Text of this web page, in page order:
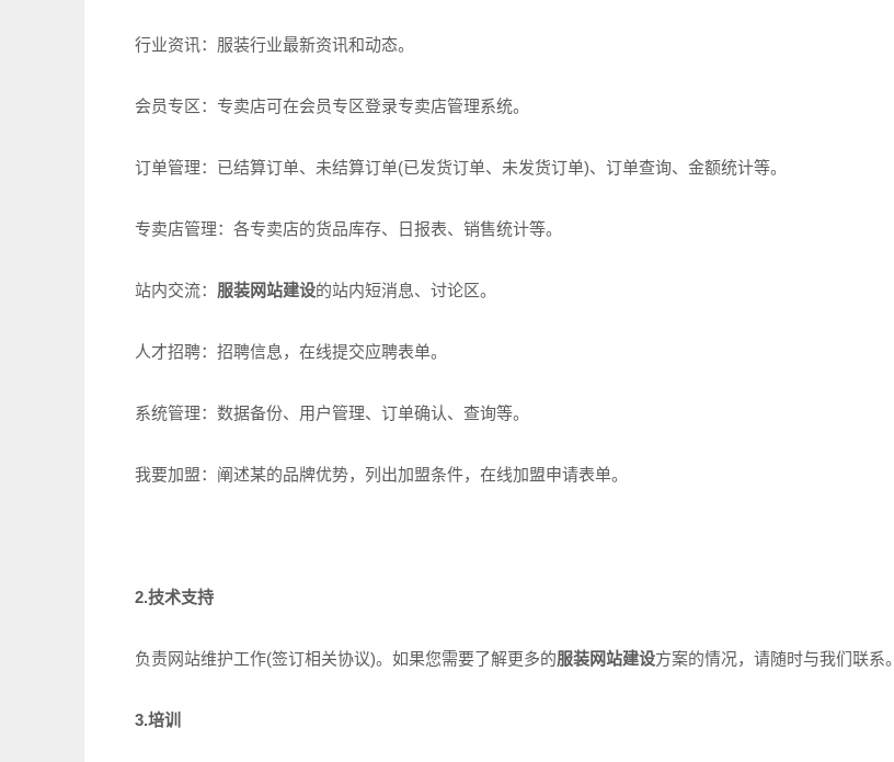
行业资讯：服装行业最新资讯和动态。
会员专区：专卖店可在会员专区登录专卖店管理系统。
订单管理：已结算订单、未结算订单(已发货订单、未发货订单)、订单查询、金额统计等。
专卖店管理：各专卖店的货品库存、日报表、销售统计等。
站内交流： 服装网站建设的站内短消息、讨论区。
人才招聘：招聘信息，在线提交应聘表单。
系统管理：数据备份、用户管理、订单确认、查询等。
我要加盟：阐述某的品牌优势，列出加盟条件，在线加盟申请表单。
2.技术支持
负责网站维护工作(签订相关协议)。如果您需要了解更多的服装网站建设方案的情况，请随时与我们联系。
3.培训